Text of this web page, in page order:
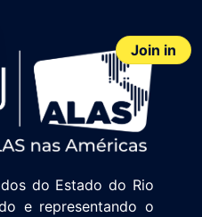
Join in
do Estado do Rio
e representando o